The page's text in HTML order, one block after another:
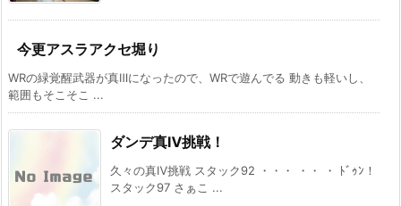
今更アスラアクセ堀り
WRの緑覚醒武器が真Ⅲになったので、WRで遊んでる 動きも軽いし、
範囲もそこそこ ...
ダンデ真Ⅳ挑戦！
久々の真Ⅳ挑戦 スタック92 ・・・ ・・ ・ ﾄﾞｩﾝ！
スタック97 さぁこ ...